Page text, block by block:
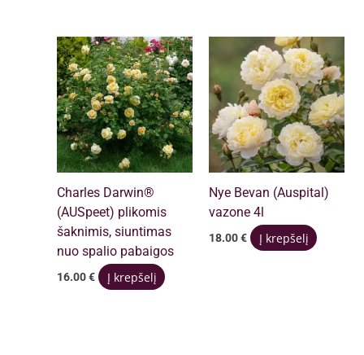
Charles Darwin®
(AUSpeet) plikomis
šaknimis, siuntimas
nuo spalio pabaigos
16.00€ Į krepšelį
Nye Bevan (Auspital)
vazone 4l
18.00€ Į krepšelį